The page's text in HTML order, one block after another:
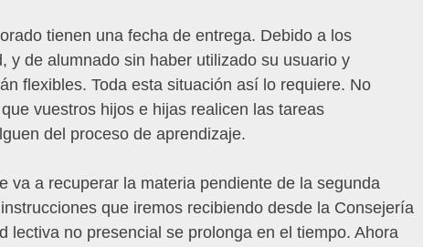
tienen una fecha de entrega. Debido a los
y de alumnado sin haber utilizado su usuario y
flexibles. Toda esta situación así lo requiere. No
vuestros hijos e hijas realicen las tareas
del proceso de aprendizaje.
va a recuperar la materia pendiente de la segunda
que iremos recibiendo desde la Consejería
lectiva no presencial se prolonga en el tiempo. Ahora